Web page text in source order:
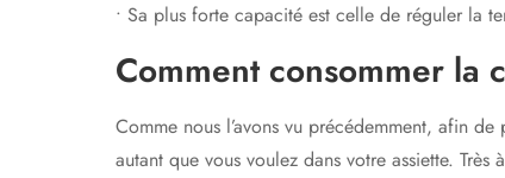
• Sa plus forte capacité est celle de réguler la
Comment consommer la
Comme nous l’avons vu précédemment, afin
autant que vous voulez dans votre assiette.